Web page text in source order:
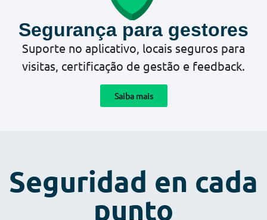
Segurança para gestores
Suporte no aplicativo, locais seguros para
visitas, certificação de gestão e feedback.
Saiba mais
Seguridad en cada
punto